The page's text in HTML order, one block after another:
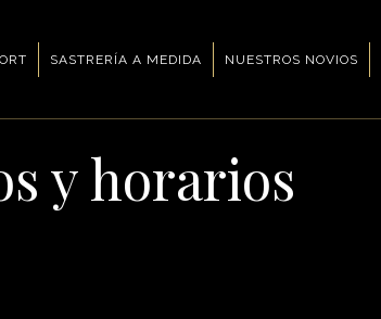
SASTRERÍA A MEDIDA NUESTROS NOVIOS
y horarios